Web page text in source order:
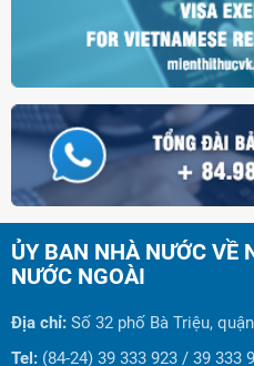
ỦY BAN NHÀ NƯỚC VỀ
NƯỚC NGOÀI
Địa chỉ: Số 32 phố Bà Triệu,
Tel: (84-24) 39 333 923 / 39 333